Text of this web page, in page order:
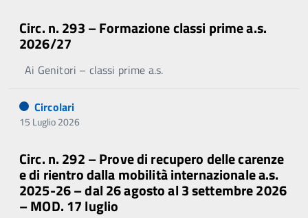
Circ. n. 293 – Formazione classi prime a.s.
2026/27
Ai Genitori – classi prime a.s.
Circolari
15 Luglio 2026
Circ. n. 292 – Prove di recupero delle carenze
e di rientro dalla mobilità internazionale a.s.
2025-26 – dal 26 agosto al 3 settembre 2026
– MOD. 17 luglio